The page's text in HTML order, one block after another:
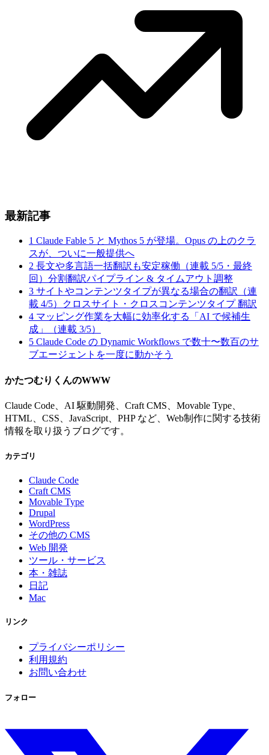
最新記事
1 Claude Fable 5 と Mythos 5 が登場。Opus の上のクラ
スが、ついに一般提供へ
2 長文や多言語一括翻訳も安定稼働（連載 5/5・最終
回）分割翻訳パイプライン & タイムアウト調整
3 サイトやコンテンツタイプが異なる場合の翻訳（連
載 4/5）クロスサイト・クロスコンテンツタイプ 翻訳
4 マッピング作業を大幅に効率化する「AI で候補生
成」（連載 3/5）
5 Claude Code の Dynamic Workflows で数十〜数百のサ
ブエージェントを一度に動かそう
かたつむりくんのWWW
Claude Code、AI 駆動開発、Craft CMS、Movable Type、
HTML、CSS、JavaScript、PHP など、Web制作に関する技術
情報を取り扱うブログです。
カテゴリ
Claude Code
Craft CMS
Movable Type
Drupal
WordPress
その他の CMS
Web 開発
ツール・サービス
本・雑誌
日記
Mac
リンク
プライバシーポリシー
利用規約
お問い合わせ
フォロー